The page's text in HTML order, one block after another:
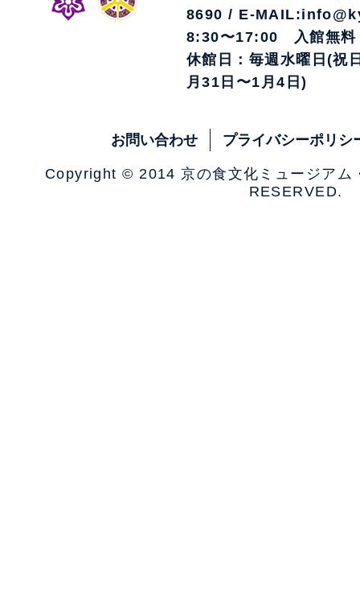
8690 / E-
8:30〜17:00 入館無料
休館日：毎週水曜日(祝
月31日〜1月4日)
お問い合わせ プライバシーポリシ
Copyright © 2014 京の食文化ミュージア
RESERVED.